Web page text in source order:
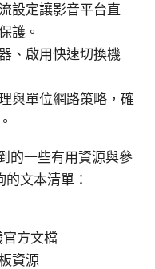
設定讓影音平台直
護。
、啟用快速切換機
與單位網路策略，確
的一些有用資源與參
文本清單：
方文檔
資源